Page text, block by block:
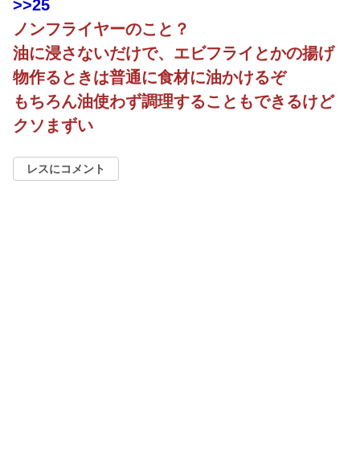
>>25
ノンフライヤーのこと？
油に浸さないだけで、エビフライとかの揚げ
物作るときは普通に食材に油かけるぞ
もちろん油使わず調理することもできるけど
クソまずい
レスにコメント